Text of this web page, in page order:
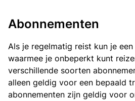
Abonnementen
Als je regelmatig reist kun je
waarmee je onbeperkt kunt
verschillende soorten
alleen geldig voor een bepaald
abonnementen zijn geldig voor